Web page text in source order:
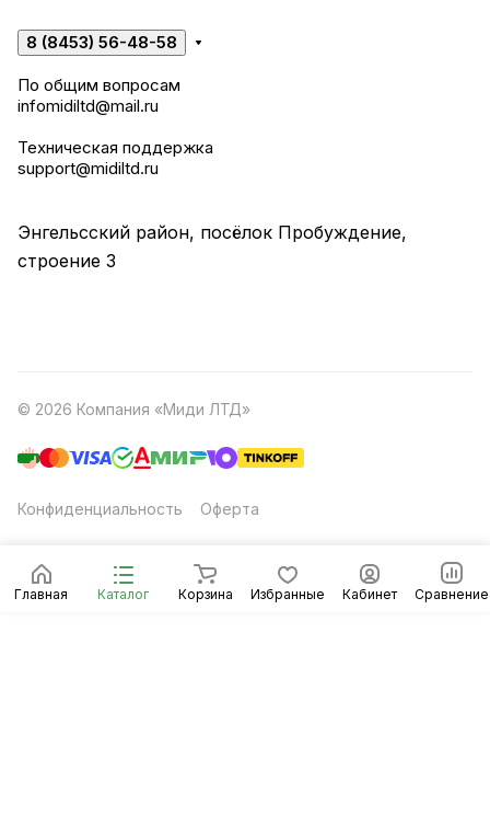
Главная Каталог Корзина Избранные Кабинет Сравнение
8 (8453) 56-48-58
По общим вопросам
infomidiltd@mail.ru
Техническая поддержка
support@midiltd.ru
Энгельсский район, посёлок Пробуждение,
строение 3
© 2026 Компания «Миди ЛТД»
Конфиденциальность Оферта